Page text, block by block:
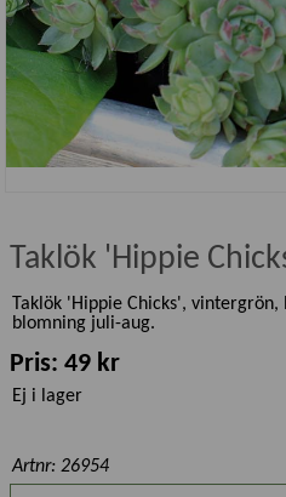
Taklök 'Hippie
Taklök 'Hippie Chicks',
blomning juli-aug.
Pris: 49 kr
Ej i lager
Artnr: 26954